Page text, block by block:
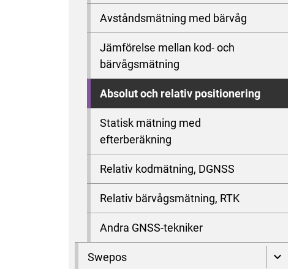
Avståndsmätning med bärvåg
Jämförelse mellan kod- och
bärvågsmätning
Absolut och relativ positionering
Statisk mätning med
efterberäkning
Relativ kodmätning, DGNSS
Relativ bärvågsmätning, RTK
Andra GNSS-tekniker
Swepos